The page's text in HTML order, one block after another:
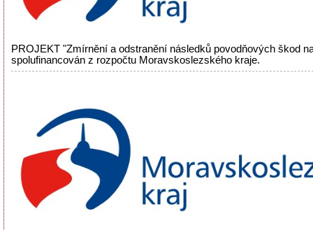
PROJEKT "Zmírnění a odstranění následků povodňových škod
spolufinancován z rozpočtu Moravskoslezského kraje.